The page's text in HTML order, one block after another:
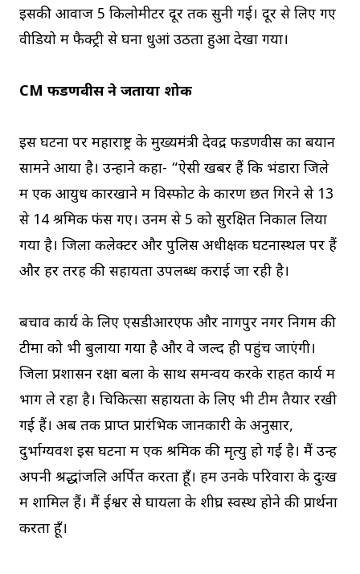
इसकी आवाज 5 किलोमीटर दूर तक सुनी गई। दूर से लिए गए
वीडियो में फैक्ट्री से घना धुआं उठता हुआ देखा गया।
CM फडणवीस ने जताया शोक
इस घटना पर महाराष्ट्र के मुख्यमंत्री देवेंद्र फडणवीस का बयान
सामने आया है। उन्होंने कहा- “ऐसी खबरें हैं कि भंडारा जिले
में एक आयुध कारखाने में विस्फोट के कारण छत गिरने से 13
से 14 श्रमिक फंस गए। उनमें से 5 को सुरक्षित निकाल लिया
गया है। जिला कलेक्टर और पुलिस अधीक्षक घटनास्थल पर हैं
और हर तरह की सहायता उपलब्ध कराई जा रही है।
बचाव कार्य के लिए एसडीआरएफ और नागपुर नगर निगम की
टीमों को भी बुलाया गया है और वे जल्द ही पहुंच जाएंगी।
जिला प्रशासन रक्षा बलों के साथ समन्वय करके राहत कार्य में
भाग ले रहा है। चिकित्सा सहायता के लिए भी टीमें तैयार रखी
गई हैं। अब तक प्राप्त प्रारंभिक जानकारी के अनुसार,
दुर्भाग्यवश इस घटना में एक श्रमिक की मृत्यु हो गई है। मैं उन्हें
अपनी श्रद्धांजलि अर्पित करता हूँ। हम उनके परिवारों के दुःख
में शामिल हैं। मैं ईश्वर से घायलों के शीघ्र स्वस्थ होने की प्रार्थना
करता हूँ।